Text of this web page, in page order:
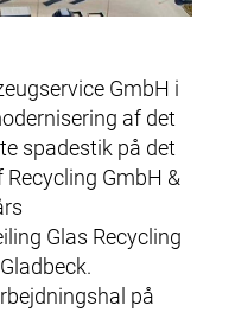
GmbH i
af det
spadestik på det
GmbH &
Glas Recycling
på